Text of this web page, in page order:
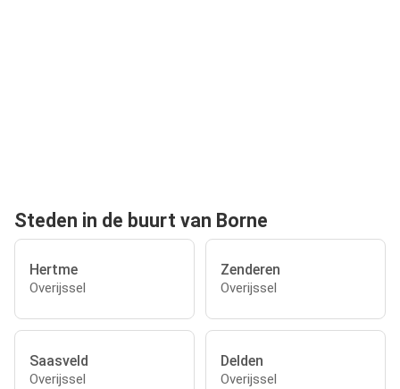
Steden in de buurt van Borne
Hertme
Overijssel
Zenderen
Overijssel
Saasveld
Overijssel
Delden
Overijssel